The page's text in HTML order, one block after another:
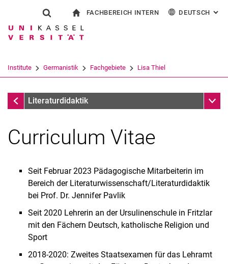
Springe direkt zu: Inhalt
Springe direkt zu: Suche
Springe direkt zu:
Suchformular
Suchbegriff
Suchen (öffnet externen Link in einem
FACHBEREICH INTERN DEUTSCH :
Institute Germanistik Fachgebiete Lisa Thiel
Lisa Thiel
Literaturdidaktik
Curriculum Vitae
Seit Februar 2023 Pädagogische Mitarbeiterin im
Bereich der Literaturwissenschaft/Literaturdidaktik
bei Prof. Dr. Jennifer Pavlik
Seit 2020 Lehrerin an der Ursulinenschule in Fritzlar
mit den Fächern Deutsch, katholische Religion und
Sport
2018-2020: Zweites Staatsexamen für das Lehramt